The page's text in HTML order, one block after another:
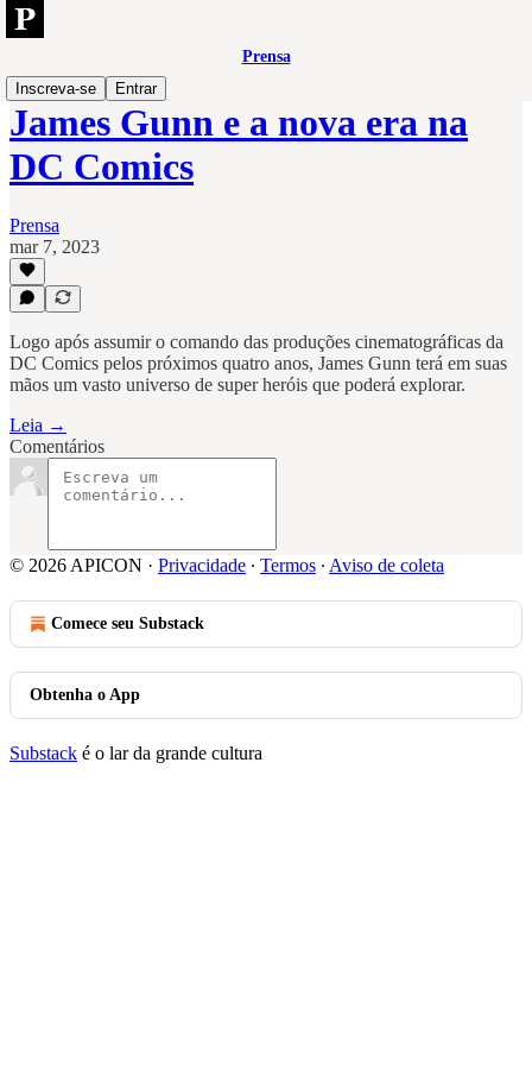
Prensa
Inscreva-se
Entrar
James Gunn e a nova era na
DC Comics
Prensa
mar 7, 2023
Logo após assumir o comando das produções cinematográficas da
DC Comics pelos próximos quatro anos, James Gunn terá em suas
mãos um vasto universo de super heróis que poderá explorar.
Leia →
Comentários
© 2026 APICON · Privacidade ∙ Termos ∙ Aviso de coleta
Comece seu Substack
Obtenha o App
Substack é o lar da grande cultura